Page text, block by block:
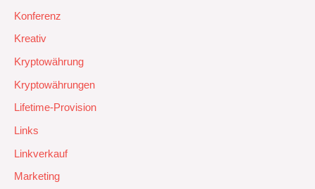
Konferenz
Kreativ
Kryptowährung
Kryptowährungen
Lifetime-Provision
Links
Linkverkauf
Marketing